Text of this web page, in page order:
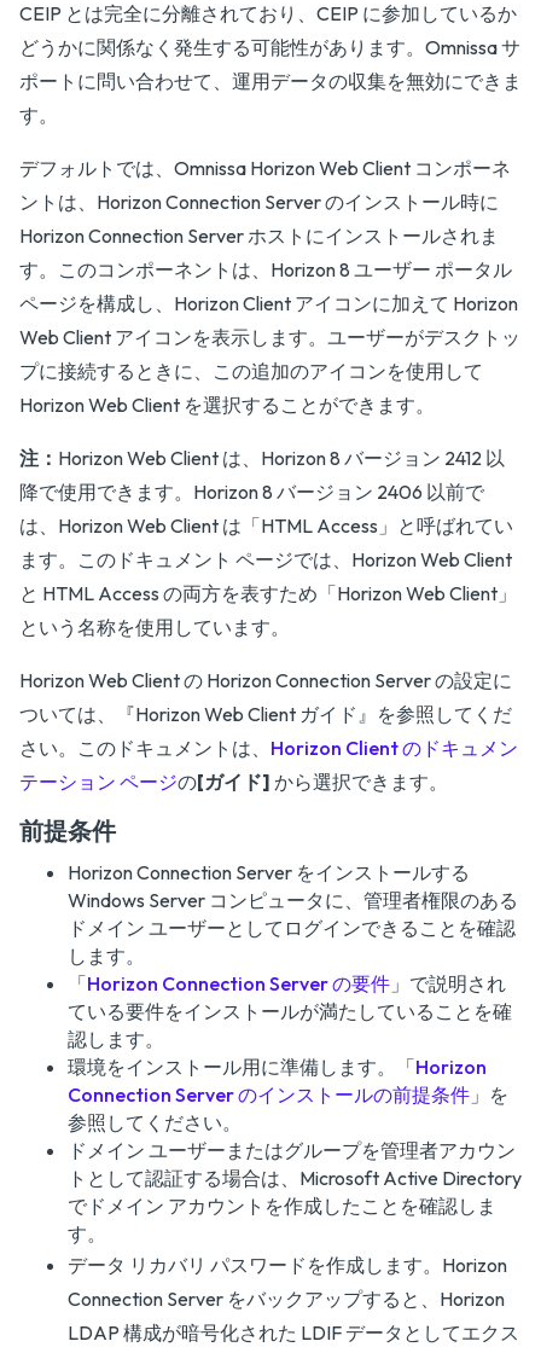
CEIP とは完全に分離されており、CEIP に参加しているか
どうかに関係なく発生する可能性があります。Omnissa サ
ポートに問い合わせて、運用データの収集を無効にできま
す。
デフォルトでは、Omnissa Horizon Web Client コンポーネ
ントは、Horizon Connection Server のインストール時に
Horizon Connection Server ホストにインストールされま
す。このコンポーネントは、Horizon 8 ユーザー ポータル
ページを構成し、Horizon Client アイコンに加えて Horizon
Web Client アイコンを表示します。ユーザーがデスクトッ
プに接続するときに、この追加のアイコンを使用して
Horizon Web Client を選択することができます。
注： Horizon Web Client は、Horizon 8 バージョン 2412 以
降で使用できます。Horizon 8 バージョン 2406 以前で
は、Horizon Web Client は「HTML Access」と呼ばれてい
ます。このドキュメント ページでは、Horizon Web Client
と HTML Access の両方を表すため「Horizon Web Client」
という名称を使用しています。
Horizon Web Client の Horizon Connection Server の設定に
ついては、『Horizon Web Client ガイド 』を参照してくだ
さい。このドキュメントは、 Horizon Client のドキュメン
テーション ページの[ガイド] から選択できます。
前提条件
Horizon Connection Server をインストールする
Windows Server コンピュータに、管理者権限のある
ドメイン ユーザーとしてログインできることを確認
します。
「Horizon Connection Server の要件 」で説明され
ている要件をインストールが満たしていることを確
認します。
環境をインストール用に準備します。「Horizon
Connection Server のインストールの前提条件 」を
参照してください。
ドメイン ユーザーまたはグループを管理者アカウン
トとして認証する場合は、Microsoft Active Directory
でドメイン アカウントを作成したことを確認しま
す。
データ リカバリ パスワードを作成します。Horizon
Connection Server をバックアップすると、Horizon
LDAP 構成が暗号化された LDIF データとしてエクス